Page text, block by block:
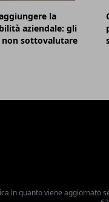
la
aziendale: gli
non sottovalutare
in quanto viene aggiornato